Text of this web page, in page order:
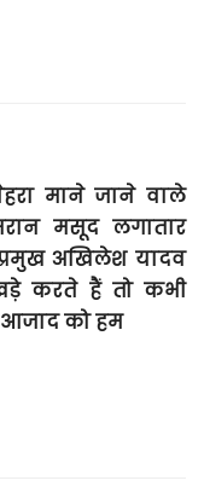
माने जाने वाले
मसूद लगातार
अखिलेश यादव
करते हैं तो कभी
आजाद को हम